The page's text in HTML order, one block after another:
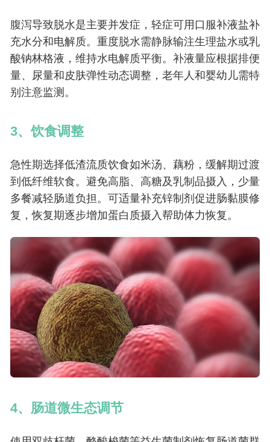
腹泻导致脱水是主要并发症，轻症可用口服补液盐补
充水分和电解质。重度脱水需静脉输注生理盐水或乳
酸钠林格液，维持水电解质平衡。补液量应根据排便
量、尿量和皮肤弹性动态调整，老年人和婴幼儿需特
别注意监测。
3、饮食调整
急性期选择低渣流质饮食如米汤、藕粉，缓解期过渡
到低纤维软食。避免高脂、高糖及乳制品摄入，少量
多餐减轻肠道负担。可适量补充锌制剂促进肠黏膜修
复，恢复期逐步增加蛋白质摄入帮助体力恢复。
4、肠道微生态调节